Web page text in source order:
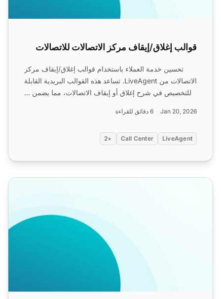
قوالب إغلاق/إيقاف مركز الاتصالات للاتصالات
تحسين خدمة العملاء باستخدام قوالب إغلاق/إيقاف مركز
الاتصالات من LiveAgent. تساعد هذه القوالب البريدية القابلة
للتخصيص في شرح إغلاق أو إيقاف الاتصالات، مما يضمن ...
Jan 20, 2026 6 دقائق للقراءة
LiveAgent
Call Center
+2
قوالب مركز الاتصالات للاتصال الأول